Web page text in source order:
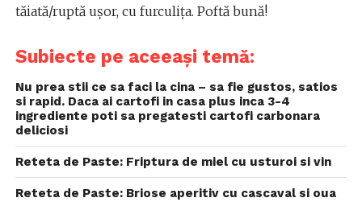
tăiată/ruptă ușor, cu furculița. Poftă bună!
Subiecte pe aceeași temă:
Nu prea stii ce sa faci la cina – sa fie gustos, satios
si rapid. Daca ai cartofi in casa plus inca 3-4
ingrediente poti sa pregatesti cartofi carbonara
deliciosi
Reteta de Paste: Friptura de miel cu usturoi si vin
Reteta de Paste: Briose aperitiv cu cascaval si oua